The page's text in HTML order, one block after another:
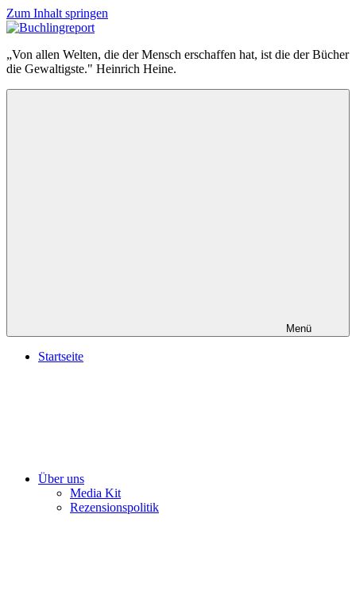
Zum Inhalt springen
Buchlingreport
„Von allen Welten, die der Mensch erschaffen hat, ist die der Bücher
die Gewaltigste." Heinrich Heine.
Menü
Startseite
Über uns
Media Kit
Rezensionspolitik